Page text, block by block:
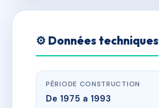
⚙️ Données techniques
PÉRIODE CONSTRUCTION
De 1975 a 1993